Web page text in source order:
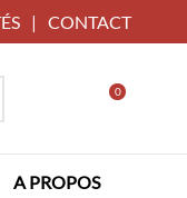
| CONTACT
0
A PROPOS